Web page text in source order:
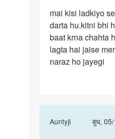
mai
kisi
ladkiyo
se
baat
mai kisi ladkiyo
darta hu.kitni bhi
baat krna chahta
lagta hai jaise
naraz ho jayegi
Auntyji
बुध,
In